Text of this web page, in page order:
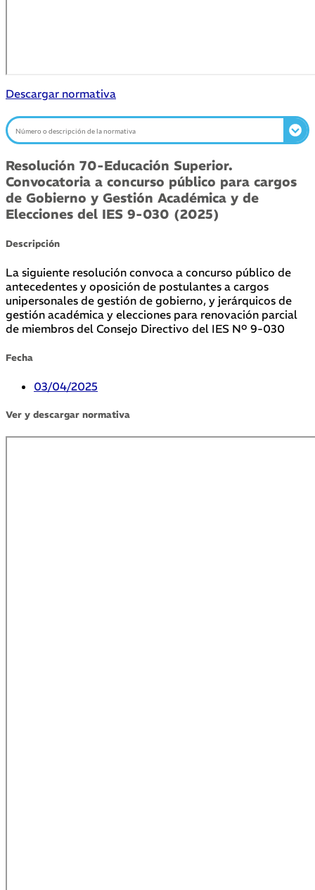
Descargar normativa
Resolución 70-Educación Superior.
Convocatoria a concurso público para cargos
de Gobierno y Gestión Académica y de
Elecciones del IES 9-030 (2025)
Descripción
La siguiente resolución convoca a concurso público de
antecedentes y oposición de postulantes a cargos
unipersonales de gestión de gobierno, y jerárquicos de
gestión académica y elecciones para renovación parcial
de miembros del Consejo Directivo del IES Nº 9-030
Fecha
03/04/2025
Ver y descargar normativa